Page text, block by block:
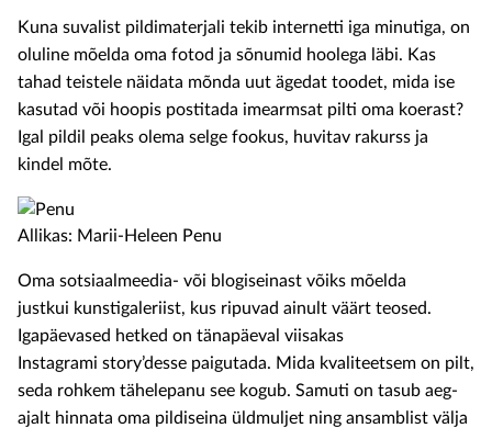
Kuna suvalist pildimaterjali tekib internetti iga minutiga, on
oluline mõelda oma fotod ja sõnumid hoolega läbi. Kas
tahad teistele näidata mõnda uut ägedat toodet, mida ise
kasutad või hoopis postitada imearmsat pilti oma koerast?
Igal pildil peaks olema selge fookus, huvitav rakurss ja
kindel mõte.
Allikas: Marii-Heleen Penu
Oma sotsiaalmeedia- või blogiseinast võiks mõelda
justkui kunstigaleriist, kus ripuvad ainult väärt teosed.
Igapäevased hetked on tänapäeval viisakas
Instagrami story’desse paigutada. Mida kvaliteetsem on pilt,
seda rohkem tähelepanu see kogub. Samuti on tasub aeg-
ajalt hinnata oma pildiseina üldmuljet ning ansamblist välja